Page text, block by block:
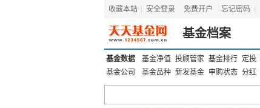
收藏本站 安全登录 免费开户 忘记密码
基金档案
基金数据 基金净值 投顾管家 基金排行 定投
基金公司
基金品种 新发基金 申购状态 分红